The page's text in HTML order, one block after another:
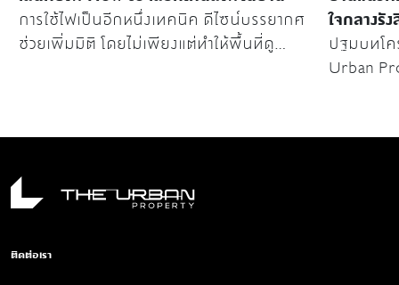
การใช้ไฟเป็นอีกหนึ่งเทคนิค ดีไซน์บรรยากศ
ช่วยเพิ่มมิติ โดยไม่เพียงแต่ทำให้พื้นที่ดู
โดยวัดเป็นองศาเคลวิน (K) ที่ส่งผลต่ออารมณ์
ใจกลางรั
ปฐมบทโ
Urban Property
ติดต่อเรา